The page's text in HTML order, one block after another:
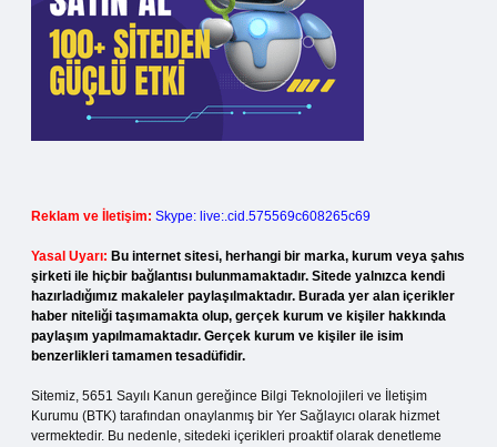
Reklam ve İletişim: Skype: live:.cid.575569c608265c69
Yasal Uyarı: Bu internet sitesi, herhangi bir marka, kurum veya şahıs
şirketi ile hiçbir bağlantısı bulunmamaktadır. Sitede yalnızca kendi
hazırladığımız makaleler paylaşılmaktadır. Burada yer alan içerikler
haber niteliği taşımamakta olup, gerçek kurum ve kişiler hakkında
paylaşım yapılmamaktadır. Gerçek kurum ve kişiler ile isim
benzerlikleri tamamen tesadüfidir.
Sitemiz, 5651 Sayılı Kanun gereğince Bilgi Teknolojileri ve İletişim
Kurumu (BTK) tarafından onaylanmış bir Yer Sağlayıcı olarak hizmet
vermektedir. Bu nedenle, sitedeki içerikleri proaktif olarak denetleme